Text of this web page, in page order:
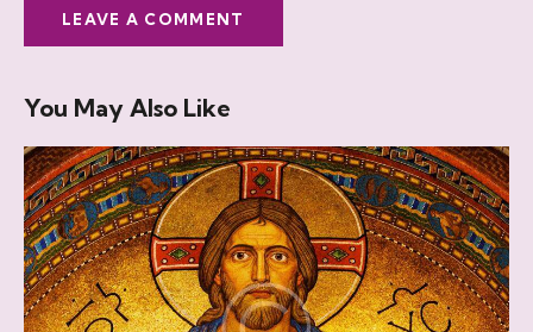
You May Also Like